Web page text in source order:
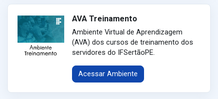
AVA Treinamento
Ambiente Virtual de Aprendizagem
(AVA) dos cursos de treinamento dos
servidores do IFSertãoPE.
Acessar Ambiente